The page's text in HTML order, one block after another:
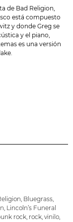
de Bad Religion
está compuesto
y donde Greg se
y el piano,
es una versión
, Bluegrass,
, Lincoln’s Funeral
rock, rock, vinilo,